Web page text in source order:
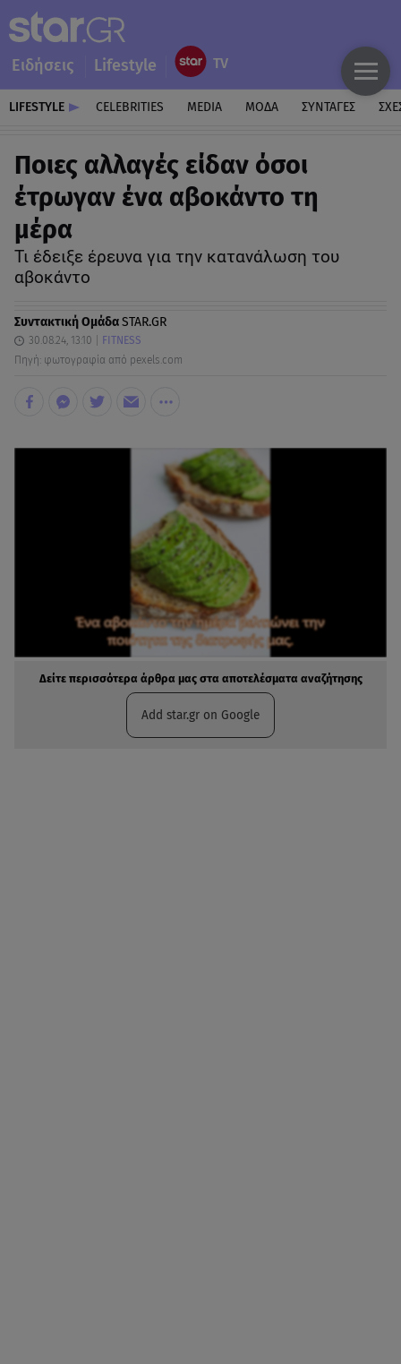
Ειδήσεις Lifestyle
LIFESTYLE CELEBRITIES MEDIA ΜΟΔΑ ΣΥΝΤΑΓΕΣ
Ποιες αλλαγές είδαν όσοι
έτρωγαν ένα αβοκάντο τη
μέρα
Τι έδειξε έρευνα για την κατανάλωση του
αβοκάντο
Συντακτική ΟμάδαSTAR.GR
30.08.24, 13:10
FITNESS
Πηγή: φωτογραφία από pexels.com
Δείτε περισσότερα άρθρα μας στα αποτελέσματα αναζήτησης
Add star.gr on Google